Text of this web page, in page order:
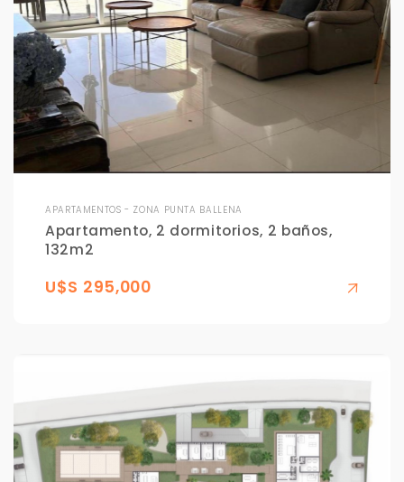
APARTAMENTOS - ZONA PUNTA BALLENA
Apartamento, 2 dormitorios, 2 baños,
132m2
U$S 295,000